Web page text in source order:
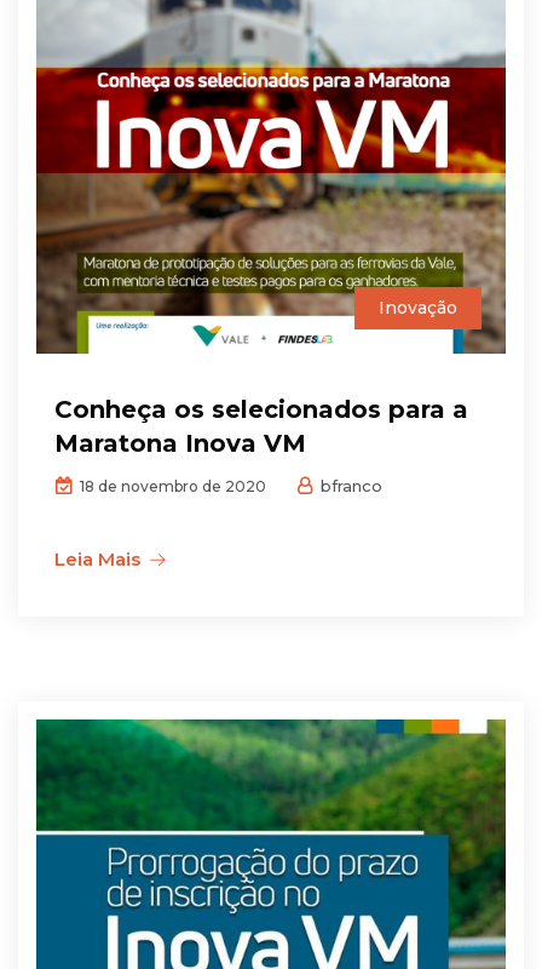
Inovação
Conheça os selecionados para a
Maratona Inova VM
18 de novembro de 2020 bfranco
Leia Mais